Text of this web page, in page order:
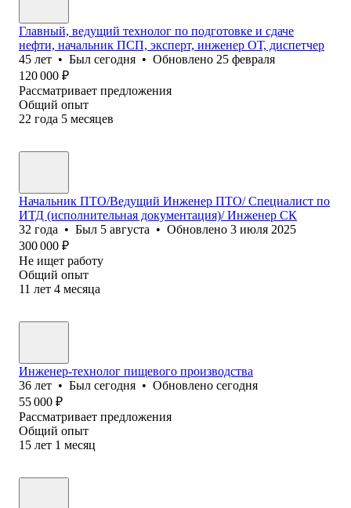
Главный, ведущий технолог по подготовке и сдаче
нефти, начальник ПСП, эксперт, инженер ОТ, диспетчер
45 лет • Был сегодня • Обновлено 25 февраля
120 000 ₽
Рассматривает предложения
Общий опыт
22 года 5 месяцев
Начальник ПТО/Ведущий Инженер ПТО/ Специалист по
ИТД (исполнительная документация)/ Инженер СК
32 года • Был 5 августа • Обновлено 3 июля 2025
300 000 ₽
Не ищет работу
Общий опыт
11 лет 4 месяца
Инженер-технолог пищевого производства
36 лет • Был сегодня • Обновлено сегодня
55 000 ₽
Рассматривает предложения
Общий опыт
15 лет 1 месяц